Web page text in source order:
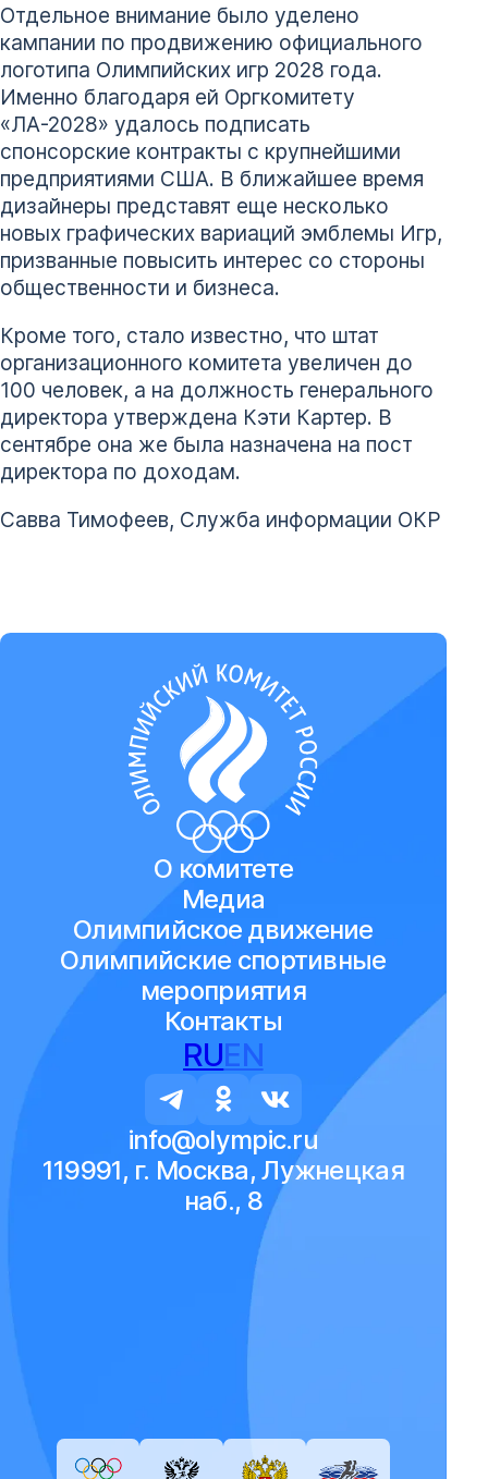
Отдельное внимание было уделено
кампании по продвижению официального
логотипа Олимпийских игр 2028 года.
Именно благодаря ей Оргкомитету
«ЛА-2028» удалось подписать
спонсорские контракты с крупнейшими
предприятиями США. В ближайшее время
дизайнеры представят еще несколько
новых графических вариаций эмблемы Игр,
призванные повысить интерес со стороны
общественности и бизнеса.
Кроме того, стало известно, что штат
организационного комитета увеличен до
100 человек, а на должность генерального
директора утверждена Кэти Картер. В
сентябре она же была назначена на пост
директора по доходам.
Савва Тимофеев, Служба информации ОКР
О комитете
Медиа
Олимпийское движение
Олимпийские спортивные
мероприятия
Контакты
RUEN
info@olympic.ru
119991, г. Москва, Лужнецкая
наб., 8